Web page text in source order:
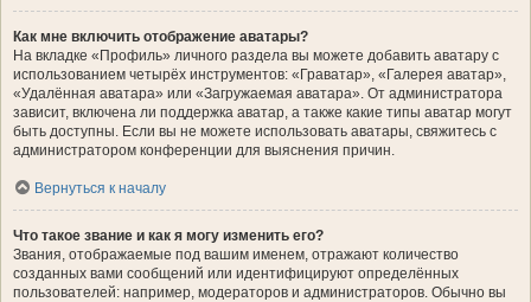
Как мне включить отображение аватары?
На вкладке «Профиль» личного раздела вы можете добавить аватару с
использованием четырёх инструментов: «Граватар», «Галерея аватар»,
«Удалённая аватара» или «Загружаемая аватара». От администратора
зависит, включена ли поддержка аватар, а также какие типы аватар могут
быть доступны. Если вы не можете использовать аватары, свяжитесь с
администратором конференции для выяснения причин.
Вернуться к началу
Что такое звание и как я могу изменить его?
Звания, отображаемые под вашим именем, отражают количество
созданных вами сообщений или идентифицируют определённых
пользователей: например, модераторов и администраторов. Обычно вы